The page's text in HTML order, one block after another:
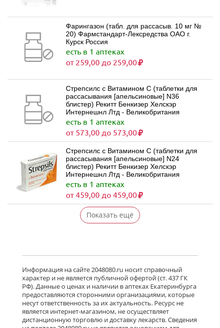
Фарингазон (табл. для рассасыв. 10 мг №
20) Фармстандарт-Лексредства ОАО г.
Курск Россия
есть в 1 аптеках
от 259,00 до 259,00
Стрепсилс с Витамином С (таблетки для
рассасывания [апельсиновые] N36
блистер) Рекитт Бенкизер Хелскэр
Интернешнл Лтд - Великобритания
есть в 1 аптеках
от 573,00 до 573,00
Стрепсилс с Витамином С (таблетки для
рассасывания [апельсиновые] N24
блистер) Рекитт Бенкизер Хелскэр
Интернешнл Лтд - Великобритания
есть в 1 аптеках
от 459,00 до 459,00
Показать ещё
Информация на сайте 2048080.ru носит справочный
характер и не является публичной офертой (ст. 437 ГК
РФ). Данные о ценах и наличии в аптеках Екатеринбурга
предоставляются сторонними организациями, которые
несут ответственность за их актуальность. Ресурс не
является интернет-магазином, не осуществляет
дистанционную торговлю и доставку лекарств. Сведения